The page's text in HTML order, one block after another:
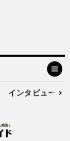
インタビュー